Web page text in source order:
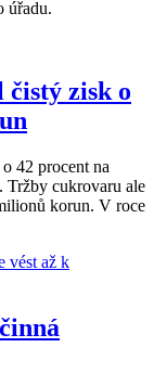
úřadu.
zisk o
42 procent na
Tržby cukrovaru ale
korun. V roce